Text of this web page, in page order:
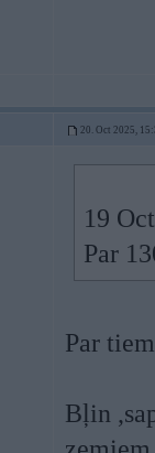
20. Oct 2025,
19
Par
Par
Bļin